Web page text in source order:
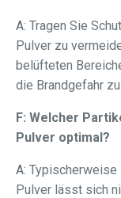
A: Tragen Sie
Pulver zu
belüfteten
die Brandgefahr
F: Welcher
Pulver optimal?
A:
Pulver lässt sich